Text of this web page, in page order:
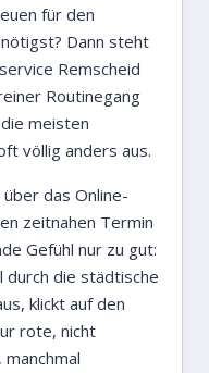
für den
Dann steht
Remscheid
Routinegang
meisten
völlig anders aus.
das Online-
zeitnahen Termin
Gefühl nur zu gut:
durch die städtische
klickt auf den
rote, nicht
manchmal